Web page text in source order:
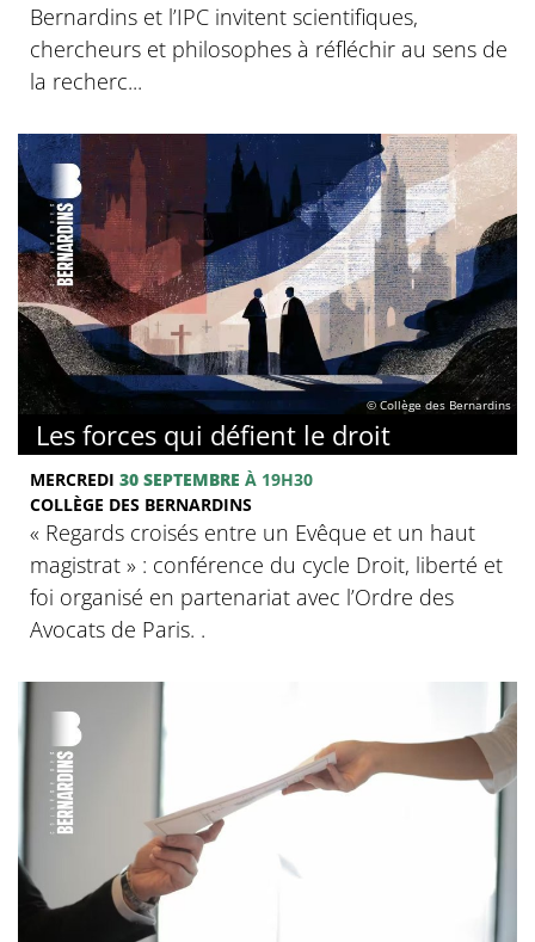
Bernardins et l’IPC invitent scientifiques,
chercheurs et philosophes à réfléchir au sens de
la recherc...
© Collège des Bernardins
Les forces qui défient le droit
MERCREDI 30 SEPTEMBRE À 19H30
COLLÈGE DES BERNARDINS
« Regards croisés entre un Evêque et un haut
magistrat » : conférence du cycle Droit, liberté et
foi organisé en partenariat avec l’Ordre des
Avocats de Paris. .